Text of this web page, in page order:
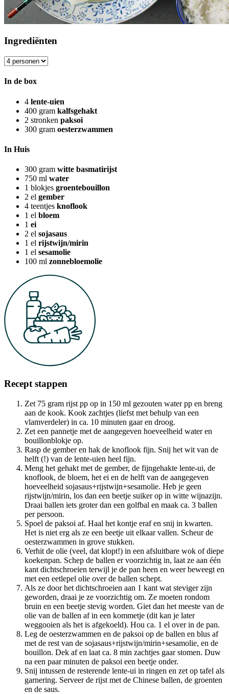
Ingrediënten
In de box
4 lente-uien
400 gram kalfsgehakt
2 stronken paksoi
300 gram oesterzwammen
In Huis
300 gram witte basmatirijst
750 ml water
1 blokjes groentebouillon
2 el gember
4 teentjes knoflook
1 el bloem
1 ei
2 el sojasaus
1 el rijstwijn/mirin
1 el sesamolie
100 ml zonnebloemolie
Recept stappen
Zet 75 gram rijst pp op in 150 ml gezouten water pp en breng
aan de kook. Kook zachtjes (liefst met behulp van een
vlamverdeler) in ca. 10 minuten gaar en droog.
Zet een pannetje met de aangegeven hoeveelheid water en
bouillonblokje op.
Rasp de gember en hak de knoflook fijn. Snij het wit van de
helft (!) van de lente-uien heel fijn.
Meng het gehakt met de gember, de fijngehakte lente-ui, de
knoflook, de bloem, het ei en de helft van de aangegeven
hoeveelheid sojasaus+rijstwijn+sesamolie. Heb je geen
rijstwijn/mirin, los dan een beetje suiker op in witte wijnazijn.
Draai ballen iets groter dan een golfbal en maak ca. 3 ballen
per persoon.
Spoel de paksoi af. Haal het kontje eraf en snij in kwarten.
Het is niet erg als ze een beetje uit elkaar vallen. Scheur de
oesterzwammen in grove stukken.
Verhit de olie (veel, dat klopt!) in een afsluitbare wok of diepe
koekenpan. Schep de ballen er voorzichtig in, laat ze aan één
kant dichtschroeien terwijl je de pan heen en weer beweegt en
met een eetlepel olie over de ballen schept.
Als ze door het dichtschroeien aan 1 kant wat steviger zijn
geworden, draai je ze voorzichtig om. Ze moeten rondom
bruin en een beetje stevig worden. Giet dan het meeste van de
olie van de ballen af in een kommetje (dit kan je later
weggooien als het is afgekoeld). Hou ca. 1 el over in de pan.
Leg de oesterzwammen en de paksoi op de ballen en blus af
met de rest van de sojasaus+rijstwijn/mirin+sesamolie, en de
bouillon. Dek af en laat ca. 8 min zachtjes gaar stomen. Duw
na een paar minuten de paksoi een beetje onder.
Snij intussen de resterende lente-ui in ringen en zet op tafel als
garnering. Serveer de rijst met de Chinese ballen, de groenten
en de saus.